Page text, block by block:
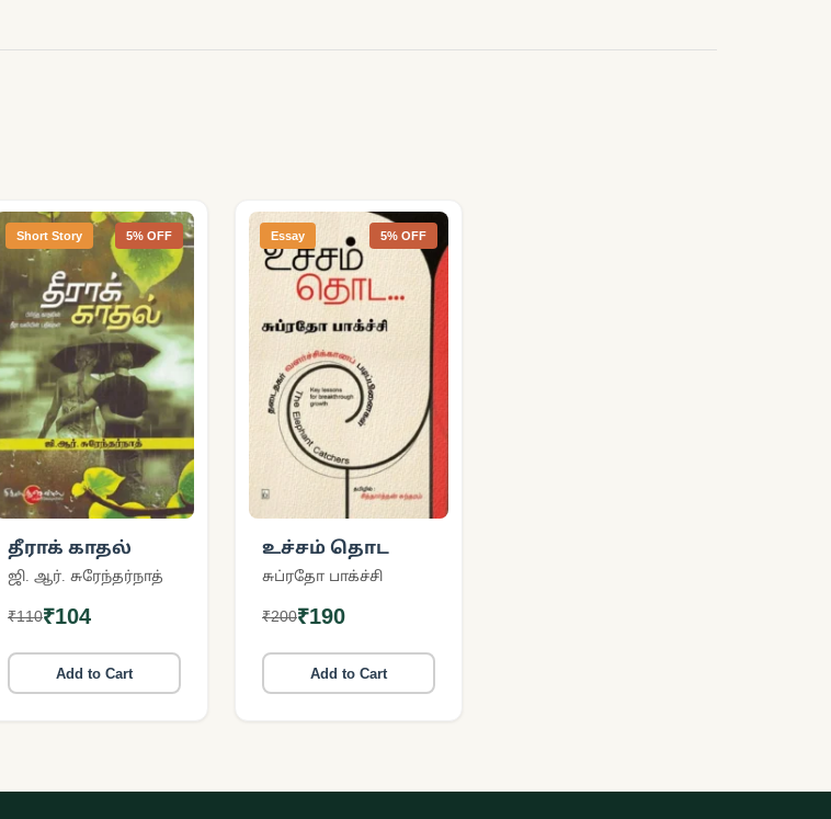
Short Story 5% OFF
தீராக் காதல்
ஜி. ஆர். சுரேந்தர்நாத்
₹110₹104
Add to Cart
Essay 5% OFF
உச்சம் தொட
சுப்ரதோ பாக்ச்சி
₹200₹190
Add to Cart